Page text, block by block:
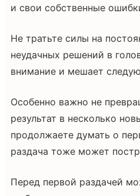
и свои собственные
Не тратьте силы на
неудачных решений в
внимание и мешает
Особенно важно не
результат в несколько
продолжаете думать о
раздача тоже может
Перед первой раздачей